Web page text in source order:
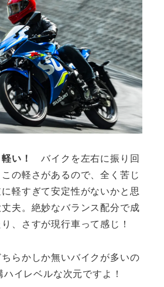
軽い！
バイクを左右に振り回
の軽さがあるので、全く苦じ
軽すぎて安定性がないかと思
夫。絶妙なバランス配分で成
、さすが現行車って感じ！
らかしか無いバイクが多いの
イレベルな次元ですよ！